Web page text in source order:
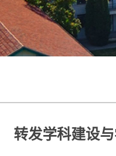
转发学科建设